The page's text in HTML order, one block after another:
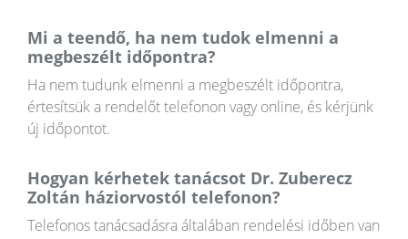
Mi a teendő, ha nem tudok elmenni a
megbeszélt időpontra?
Ha nem tudunk elmenni a megbeszélt időpontra,
értesítsük a rendelőt telefonon vagy online, és kérjünk
új időpontot.
Hogyan kérhetek tanácsot Dr. Zuberecz
Zoltán háziorvostól telefonon?
Telefonos tanácsadásra általában rendelési időben van